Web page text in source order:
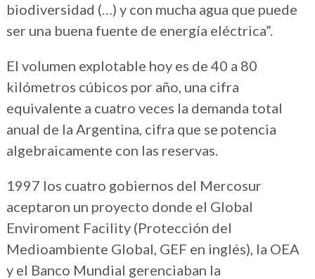
biodiversidad (…) y con mucha agua que puede
ser una buena fuente de energía eléctrica”.
El volumen explotable hoy es de 40 a 80
kilómetros cúbicos por año, una cifra
equivalente a cuatro veces la demanda total
anual de la Argentina, cifra que se potencia
algebraicamente con las reservas.
1997 los cuatro gobiernos del Mercosur
aceptaron un proyecto donde el Global
Enviroment Facility (Protección del
Medioambiente Global, GEF en inglés), la OEA
y el Banco Mundial gerenciaban la